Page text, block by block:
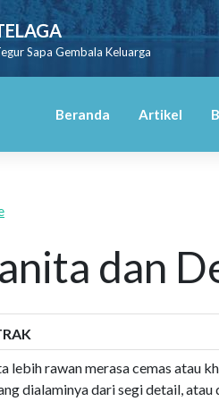
Sapa Gembala Keluarga
Beranda Artikel
dan
lebih rawan merasa cemas atau
dialaminya dari segi detail, atau